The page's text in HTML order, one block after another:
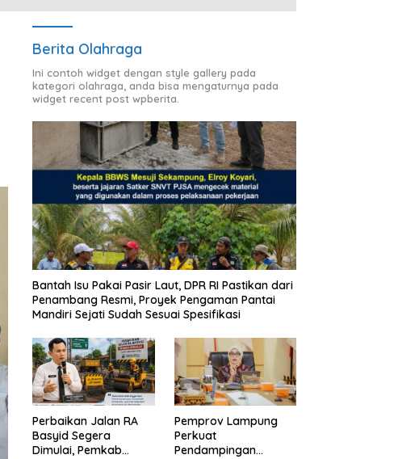
Berita Olahraga
Ini contoh widget dengan style gallery pada
kategori olahraga, anda bisa mengaturnya pada
widget recent post wpberita.
Bantah Isu Pakai Pasir Laut, DPR RI Pastikan dari
Penambang Resmi, Proyek Pengaman Pantai
Mandiri Sejati Sudah Sesuai Spesifikasi
Perbaikan Jalan RA
Basyid Segera
Dimulai, Pemkab
Pemprov Lampung
Perkuat
Pendampingan